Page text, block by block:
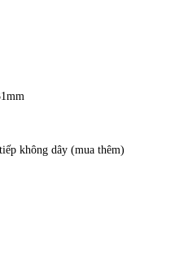
không dây (mua thêm)